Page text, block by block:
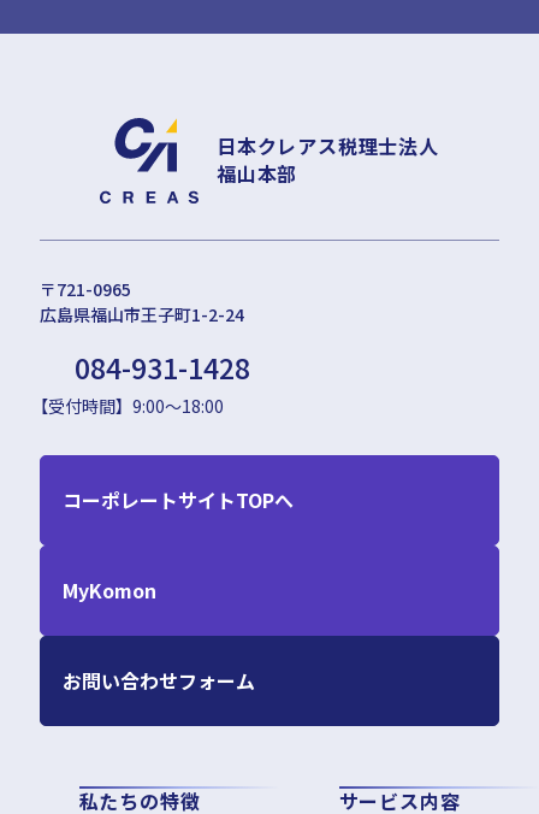
企業理念 グループ概要
グループの強み
日本クレアス税理士法人
福山本部
〒721-0965
広島県福山市王子町1-2-24
084-931-1428
【受付時間】9:00～18:00
私たちの特徴 サービス内容
コーポレートサイトTOPへ
MyKomon
お問い合わせフォーム